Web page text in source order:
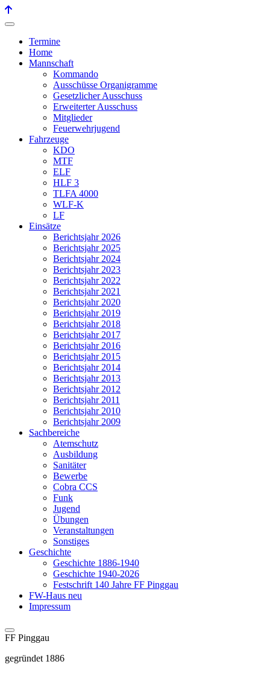
Termine
Home
Mannschaft
Kommando
Ausschüsse Organigramme
Gesetzlicher Ausschuss
Erweiterter Ausschuss
Mitglieder
Feuerwehrjugend
Fahrzeuge
KDO
MTF
ELF
HLF 3
TLFA 4000
WLF-K
LF
Einsätze
Berichtsjahr 2026
Berichtsjahr 2025
Berichtsjahr 2024
Berichtsjahr 2023
Berichtsjahr 2022
Berichtsjahr 2021
Berichtsjahr 2020
Berichtsjahr 2019
Berichtsjahr 2018
Berichtsjahr 2017
Berichtsjahr 2016
Berichtsjahr 2015
Berichtsjahr 2014
Berichtsjahr 2013
Berichtsjahr 2012
Berichtsjahr 2011
Berichtsjahr 2010
Berichtsjahr 2009
Sachbereiche
Atemschutz
Ausbildung
Sanitäter
Bewerbe
Cobra CCS
Funk
Jugend
Übungen
Veranstaltungen
Sonstiges
Geschichte
Geschichte 1886-1940
Geschichte 1940-2026
Festschrift 140 Jahre FF Pinggau
FW-Haus neu
Impressum
FF Pinggau
gegründet 1886